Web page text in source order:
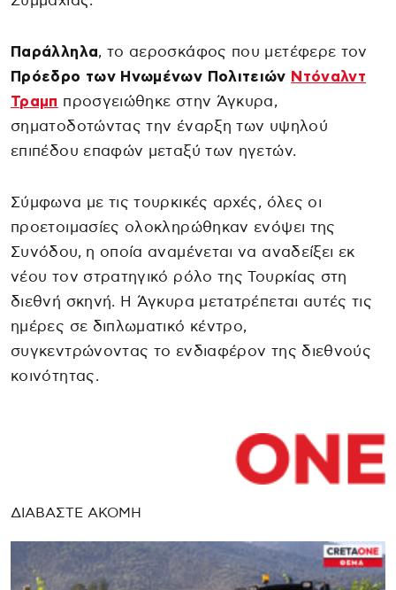
Παράλληλα, το αεροσκάφος που μετέφερε τον
Πρόεδρο των Ηνωμένων Πολιτειών Ντόναλντ
Τραμπ προσγειώθηκε στην Άγκυρα,
σηματοδοτώντας την έναρξη των υψηλού
επιπέδου επαφών μεταξύ των ηγετών.
Σύμφωνα με τις τουρκικές αρχές, όλες οι
προετοιμασίες ολοκληρώθηκαν ενόψει της
Συνόδου, η οποία αναμένεται να αναδείξει εκ
νέου τον στρατηγικό ρόλο της Τουρκίας στη
διεθνή σκηνή. Η Άγκυρα μετατρέπεται αυτές τις
ημέρες σε διπλωματικό κέντρο,
συγκεντρώνοντας το ενδιαφέρον της διεθνούς
κοινότητας.
ΔΙΑΒΑΣΤΕ ΑΚΟΜΗ